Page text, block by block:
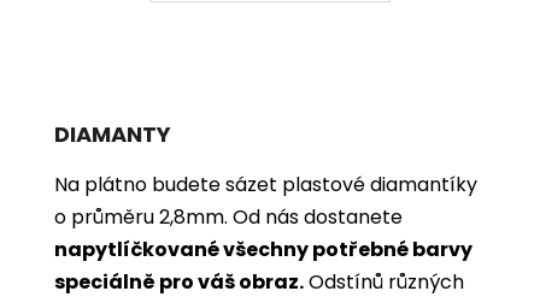
DIAMANTY
Na plátno budete sázet plastové diamantíky
o průměru 2,8mm. Od nás dostanete
napytlíčkované všechny potřebné barvy
speciálně pro váš obraz.Odstínů různých